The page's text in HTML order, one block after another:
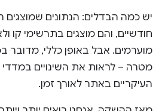
יש כמה הבדלים: הנתונים שמוצגים
חודשיים, והם מוצגים בתרשימי קו
מוערמים. אבל באופן כללי, מדובר
מטרה – לראות את השינויים
העיקריים באתר לאורך זמן.